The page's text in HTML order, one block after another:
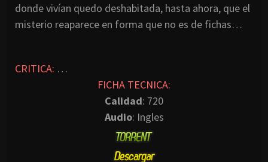
donde vivían quedo deshabitada, hasta ahora, que el
misterio reaparece en forma que no es de fichas…
CRITICA: …
FICHA TECNICA:
Calidad: 720
Audio: Ingles